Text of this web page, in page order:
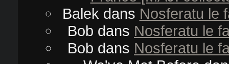
Balek dans Nosferatu le
Bob dans Nosferatu le
Bob dans Nosferatu le